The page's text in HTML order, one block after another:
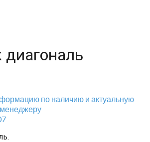
по наличию и актуальную
менеджеру